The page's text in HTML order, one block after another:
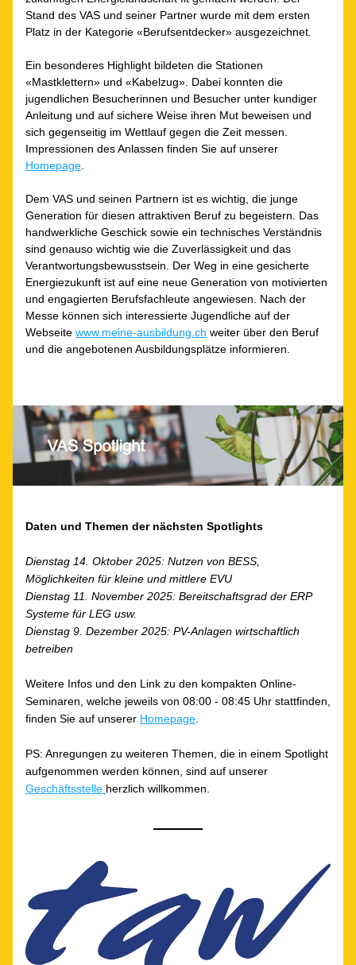
Stand des VAS und seiner Partner wurde mit dem ersten
Platz in der Kategorie «Berufsentdecker» ausgezeichnet.
Ein besonderes Highlight bildeten die Stationen
«Mastklettern» und «Kabelzug». Dabei konnten die
jugendlichen Besucherinnen und Besucher unter kundiger
Anleitung und auf sichere Weise ihren Mut beweisen und
sich gegenseitig im Wettlauf gegen die Zeit messen.
Homepage
Dem VAS und seinen Partnern ist es wichtig, die junge
Generation für diesen attraktiven Beruf zu begeistern. Das
handwerkliche Geschick sowie ein technisches Verständnis
sind genauso wichtig wie die Zuverlässigkeit und das
Verantwortungsbewusstsein. Der Weg in eine gesicherte
Energiezukunft ist auf eine neue Generation von motivierten
und engagierten Berufsfachleute angewiesen. Nach der
Messe können sich interessierte Jugendliche auf der
Webseite www.meine-ausbildung.ch weiter über den Beruf
und die angebotenen Ausbildungsplätze informieren.
Daten und Themen der nächsten Spotlights
Dienstag 14. Oktober 2025: Nutzen von BESS,
Möglichkeiten für kleine und mittlere EVU
Dienstag 11. November 2025: Bereitschaftsgrad der ERP
Systeme für LEG usw.
Dienstag 9. Dezember 2025: PV-Anlagen wirtschaftlich
betreiben
Weitere Infos und den Link zu den kompakten Online-
Seminaren, welche jeweils von 08:00 - 08:45 Uhr stattfinden,
finden Sie auf unserer Homepage
PS: Anregungen zu weiteren Themen, die in einem Spotlight
Geschäftsstelle herzlich willkommen.